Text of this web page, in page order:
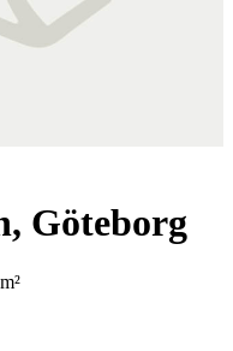
Göteborg